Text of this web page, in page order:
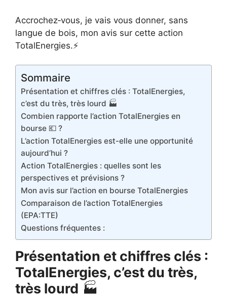
Accrochez‑vous, je vais vous donner, sans
langue de bois, mon avis sur cette action
TotalEnergies.⚡
Sommaire
Présentation et chiffres clés : TotalEnergies,
c’est du très, très lourd 🏭
Combien rapporte l’action TotalEnergies en
bourse 💶 ?
L’action TotalEnergies est-elle une opportunité
aujourd’hui ?
Action TotalEnergies : quelles sont les
perspectives et prévisions ?
Mon avis sur l’action en bourse TotalEnergies
Comparaison de l’action TotalEnergies
(EPA:TTE)
Questions fréquentes :
Présentation et chiffres clés :
TotalEnergies, c’est du très,
très lourd 🏭